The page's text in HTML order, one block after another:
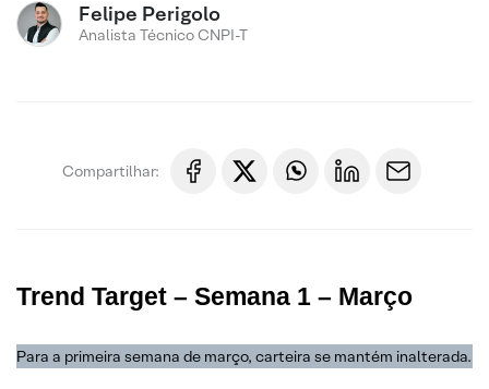
Felipe Perigolo
Analista Técnico CNPI-T
Compartilhar:
Trend Target – Semana 1 – Março
Para a primeira semana de março, carteira se mantém inalterada.